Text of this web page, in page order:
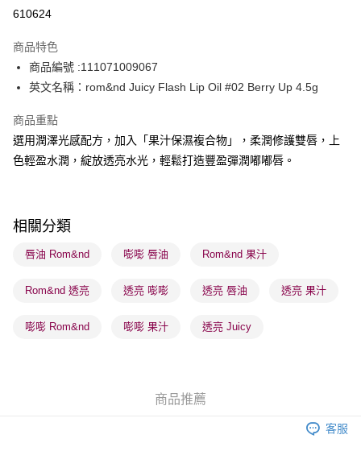
Apple Pay
PayMe
WeChat Pay
BoC Pay
送貨方式
每筆HK$65.00，滿HK$300.00或以上免運費
確認發貨後1-3 工作天送達，訂單將隨機分配至SF順豐速運或京東
每筆HK$65.00，滿HK$300.00或以上免運費
每筆HK$20.00，滿HK$100.00或以上免運費
(澳門門市) 只顯示可選門市。確認發貨後2-5個工作天到店，3天內
610624
商品特色
商品編號 :111071009067
英文名稱：rom&nd Juicy Flash Lip Oil #02 Berry Up 4.5g
商品重點
選用潤澤光感配方，加入「果汁保濕複合物」，柔潤修護雙唇，上
色輕盈水潤，綻放透亮水光，輕鬆打造豐盈彈潤嘟嘟唇。
相關分類
唇油 Rom&nd 嘭嘭 唇油 Rom&nd 果汁
Rom&nd 透亮 透亮 嘭嘭 透亮 唇油 透亮 果汁
嘭嘭 Rom&nd 嘭嘭 果汁 透亮 Juicy
商品推薦
客服